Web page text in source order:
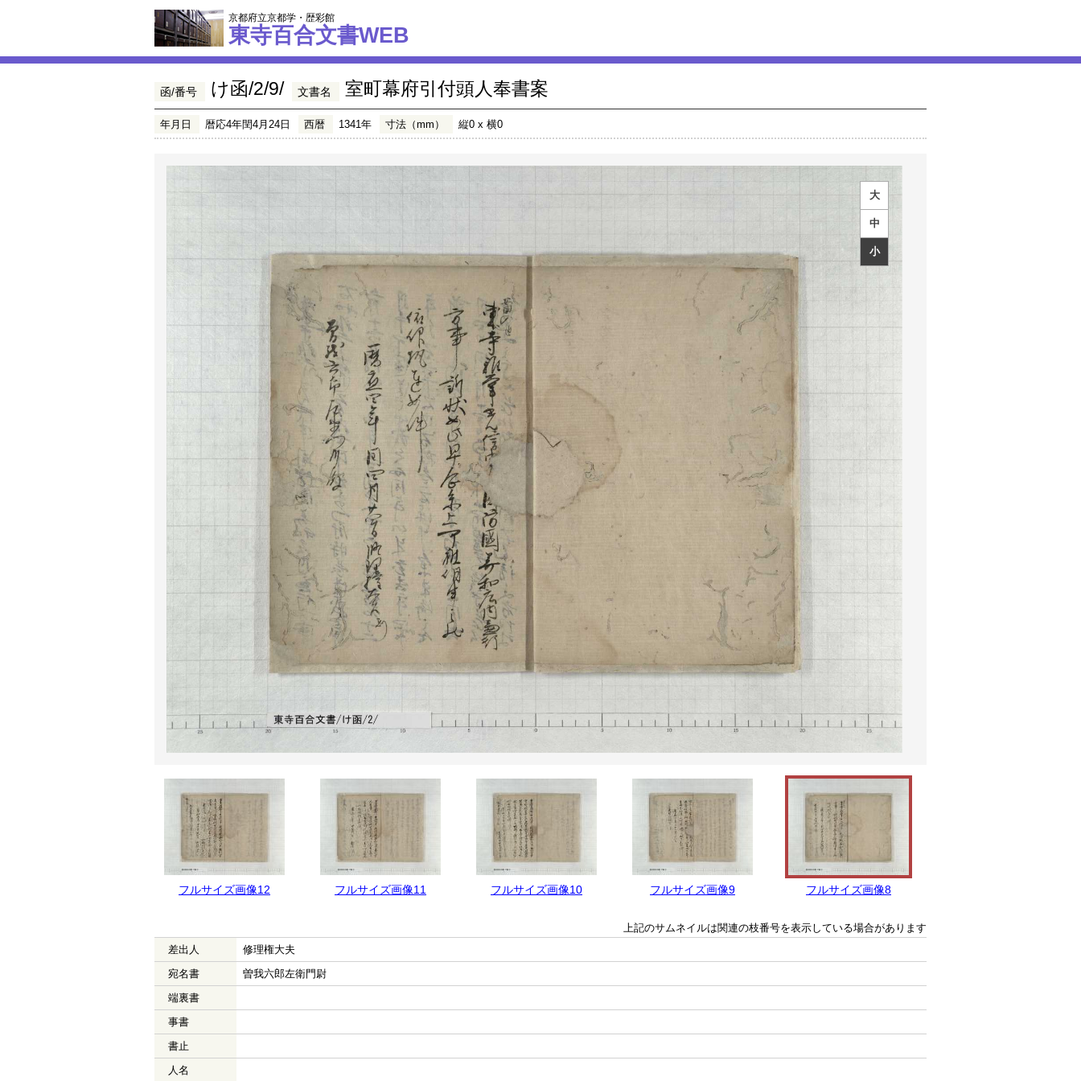
京都府立京都学・歴彩館
東寺百合文書WEB
函/番号 け函/2/9/ 文書名 室町幕府引付頭人奉書案
年月日 暦応4年閏4月24日 西暦 1341年 寸法（mm） 縦0 x 横0
大
中
小
フルサイズ画像12 フルサイズ画像11 フルサイズ画像10 フルサイズ画像9 フルサイズ画像8
上記のサムネイルは関連の枝番号を表示している場合があります
差出人
修理権大夫
宛名書
曽我六郎左衛門尉
端裏書
事書
書止
人名